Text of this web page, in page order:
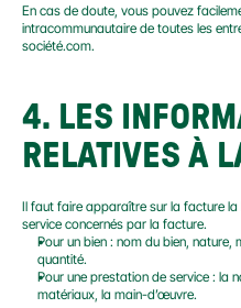
En cas de doute, vous pouvez
intracommunautaire de toutes les
société.com.
4. LES
RELATIVES À
Il faut faire apparaître sur la facture la
service concernés par la facture.
Pour un bien : nom du bien, nature,
quantité.
Pour une prestation de service : la
matériaux, la main-d’œuvre.